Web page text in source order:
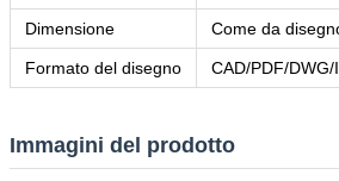
Dimensione Come da
Formato del disegno CAD/PDF/DWG/
Immagini del prodotto